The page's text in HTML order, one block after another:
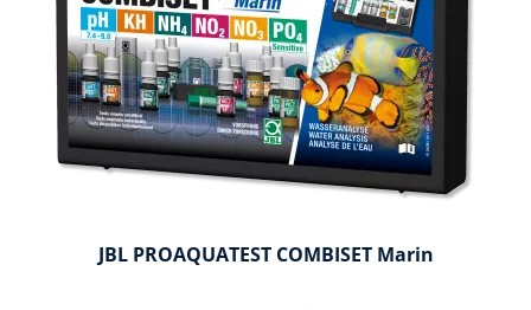
JBL PROAQUATEST COMBISET Marin